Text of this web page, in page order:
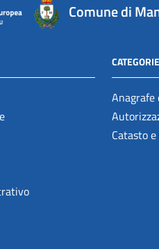
Comune di
Catasto